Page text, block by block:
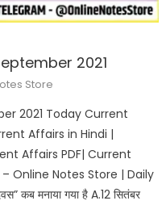
2021
Store
2021 Today Current
Affairs in Hindi |
Affairs PDF| Current
Online Notes Store | Daily
कब मनाया गया है A.12 सितंबर